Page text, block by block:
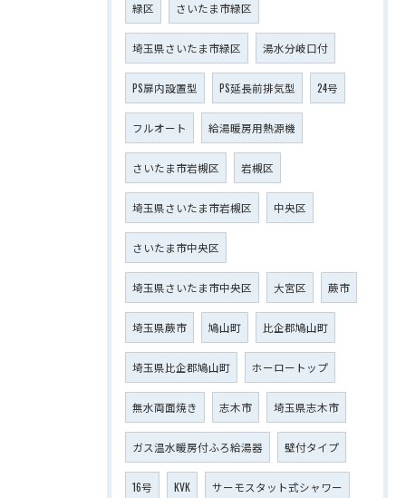
緑区 さいたま市緑区
埼玉県さいたま市緑区 湯水分岐口付
PS扉内設置型 PS延長前排気型 24号
フルオート 給湯暖房用熱源機
さいたま市岩槻区 岩槻区
埼玉県さいたま市岩槻区 中央区
さいたま市中央区
埼玉県さいたま市中央区 大宮区 蕨市
埼玉県蕨市 鳩山町 比企郡鳩山町
埼玉県比企郡鳩山町 ホーロートップ
無水両面焼き 志木市 埼玉県志木市
ガス温水暖房付ふろ給湯器 壁付タイプ
16号 KVK サーモスタット式シャワー